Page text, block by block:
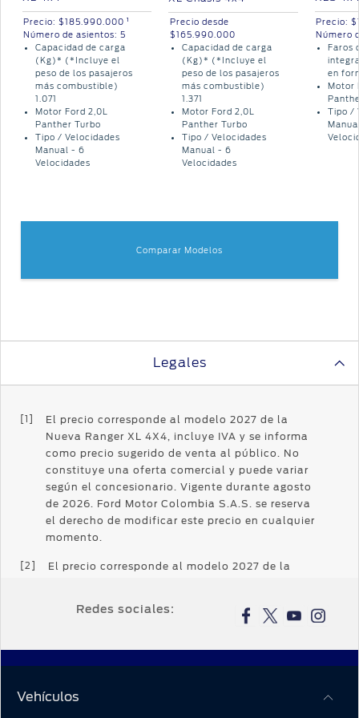
propietario
SYNC
Conectividad
Guía
360
Campañas
de
Seguridad
Ford
Protect
Accesorios
Repuestos
Motorcraft
Ford
app
Precio: $185.990.000 1
Número de asientos: 5
Capacidad de carga
(Kg)* (*Incluye el
peso de los pasajeros
más combustible)
1.071
Motor Ford 2,0L
Panther Turbo
Tipo / Velocidades
Manual - 6
Velocidades
Precio desde
$165.990.000
Capacidad de carga
(Kg)* (*Incluye el
peso de los pasajeros
más combustible)
1.371
Motor Ford 2,0L
Panther Turbo
Tipo / Velocidades
Manual - 6
Velocidades
Precio:
Número
Faros
en
Motor
Tipo /
Comparar Modelos
Legales
[1]
El precio corresponde al modelo 2027 de la
Nueva Ranger XL 4X4, incluye IVA y se informa
como precio sugerido de venta al público. No
constituye una oferta comercial y puede variar
según el concesionario. Vigente durante agosto
de 2026. Ford Motor Colombia S.A.S. se reserva
el derecho de modificar este precio en cualquier
momento.
[2]
El precio corresponde al modelo 2027 de la
constituye una oferta comercial y puede variar
de 2026. Ford Motor Colombia S.A.S. se reserva
el derecho de modificar este precio en cualquier
Redes sociales:
Vehículos